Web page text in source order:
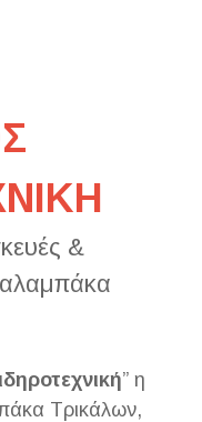
&
” η
Τρικάλων,